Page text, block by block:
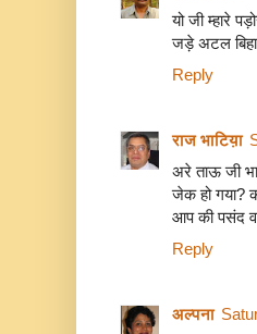
यो जी म्हारे
जड़े अटल
Reply
राज भाटिय़ा
अरे ताऊ जी
जेक हो गया?
आप की पसंद
Reply
अल्पना